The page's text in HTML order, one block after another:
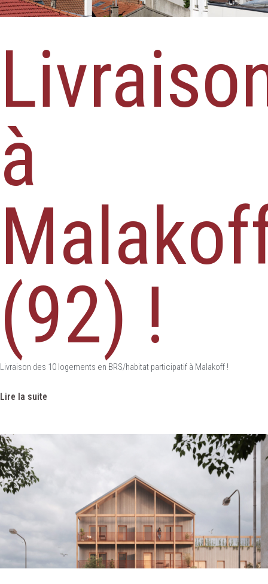
à
(92) !
Livraison des 10 logements en BRS/habitat participatif à Malakoff !
Lire la suite